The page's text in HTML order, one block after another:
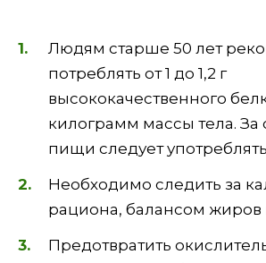
Людям старше 50 лет
потреблять от 1 до 1,2 г
высококачественного
килограмм массы тела.
пищи следует употреблять
Необходимо следить за
рациона, балансом жиров
Предотвратить